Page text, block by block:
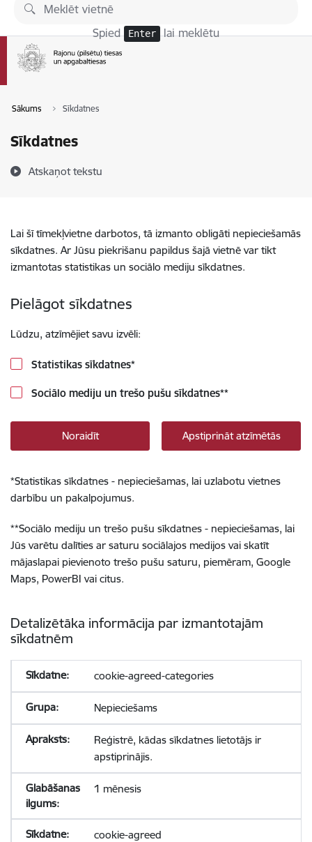
Pāriet uz lapas saturu
Spied Enter lai meklētu
Sākums Sīkdatnes
Sīkdatnes
Atskaņot tekstu
Lai šī tīmekļvietne darbotos, tā izmanto obligāti nepieciešamās
sīkdatnes. Ar Jūsu piekrišanu papildus šajā vietnē var tikt
izmantotas statistikas un sociālo mediju sīkdatnes.
Pielāgot sīkdatnes
Lūdzu, atzīmējiet savu izvēli:
Statistikas sīkdatnes*
Sociālo mediju un trešo pušu sīkdatnes**
Noraidīt Apstiprināt atzīmētās
*Statistikas sīkdatnes - nepieciešamas, lai uzlabotu vietnes
darbību un pakalpojumus.
**Sociālo mediju un trešo pušu sīkdatnes - nepieciešamas, lai
Jūs varētu dalīties ar saturu sociālajos medijos vai skatīt
mājaslapai pievienoto trešo pušu saturu, piemēram, Google
Maps, PowerBI vai citus.
Detalizētāka informācija par izmantotajām
sīkdatnēm
cookie-agreed-categories
Nepieciešams
Reģistrē, kādas sīkdatnes lietotājs ir
apstiprinājis.
1 mēnesis
cookie-agreed